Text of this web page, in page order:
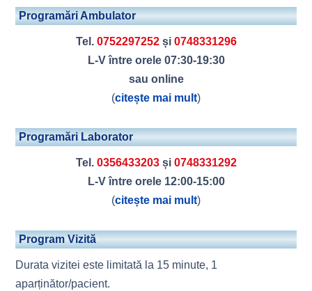
Programări Ambulator
Tel. 0752297252și 0748331296
L-V între orele 07:30-19:30
sau online
(citește mai mult)
Programări Laborator
Tel. 0356433203și 0748331292
L-V între orele 12:00-15:00
(citește mai mult)
Program Vizită
Durata vizitei este limitată la 15 minute, 1
aparținător/pacient.